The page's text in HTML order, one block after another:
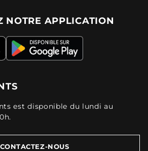
NOTRE APPLICATION
est disponible du lundi au
CONTACTEZ-NOUS